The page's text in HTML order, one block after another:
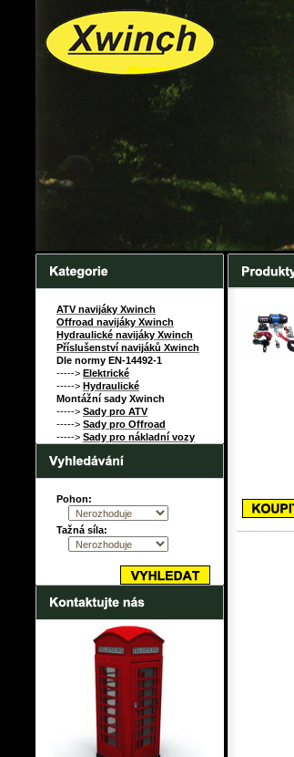
ATV navijáky Xwinch
Offroad navijáky Xwinch
Hydraulické navijáky Xwinch
Příslušenství navijáků Xwinch
Dle normy EN-14492-1
-----> Elektrické
-----> Hydraulické
Montážní sady Xwinch
-----> Sady pro ATV
-----> Sady pro Offroad
-----> Sady pro nákladní vozy
Pohon:
Tažná síla: